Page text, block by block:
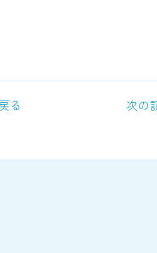
る 次の